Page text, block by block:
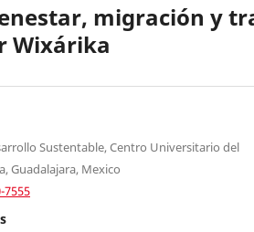
migración y
Wixárika
Sustentable, Centro Universitario del
Guadalajara, Mexico